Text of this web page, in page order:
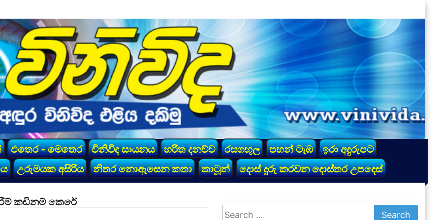
එතෙර - මෙතෙර විනිවිද සායනය හරිත දනව්ව රසගඟුල පහන් ටැඹ
ඉරා අදුරුපට
උරුමයක අසිරිය නිතර නොඇසෙන කතා කාටූන් දොස් දුරු කරවන දොස්තර උපදෙස්
කඩිනම් කෙරේ